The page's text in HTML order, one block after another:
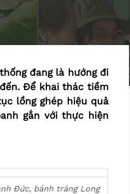
đang là hướng đi
Để khai thác tiềm
lồng ghép hiệu quả
gắn với thực hiện
Đức, bánh tráng Long